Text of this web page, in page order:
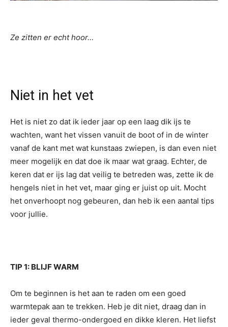
Ze zitten er echt hoor…
Niet in het vet
Het is niet zo dat ik ieder jaar op een laag dik ijs te
wachten, want het vissen vanuit de boot of in de winter
vanaf de kant met wat kunstaas zwiepen, is dan even niet
meer mogelijk en dat doe ik maar wat graag. Echter, de
keren dat er ijs lag dat veilig te betreden was, zette ik de
hengels niet in het vet, maar ging er juist op uit. Mocht
het onverhoopt nog gebeuren, dan heb ik een aantal tips
voor jullie.
TIP 1: BLIJF WARM
Om te beginnen is het aan te raden om een goed
warmtepak aan te trekken. Heb je dit niet, draag dan in
ieder geval thermo-ondergoed en dikke kleren. Het liefst